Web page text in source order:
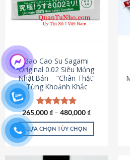
Bao Cao Su Sagami
Original 0.02 Siêu Mỏng
Nhật Bản – “Chân Thật”
Từng Khoảnh Khắc
Được xếp
hạng4.87
5 sao
265,000₫ – 480,000₫
LỰA CHỌN TÙY CHỌN